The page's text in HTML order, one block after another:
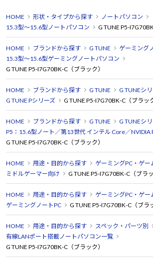
HOME 形状・タイプから探す
ノートパソコン
15.3型～15.6型ノートパソコン
G TUNE P5-
HOME ブランドから探す G TUNE
ゲーミング
15.3型～15.6型ゲーミングノートパソコン
G TUNE P5-I7G70BK-C（ブラック）
HOME ブランドから探す G TUNE
G TUNEシ
G TUNE Pシリーズ
G TUNE P5-I7G70BK-C（ブラッ
HOME ブランドから探す G TUNE
G TUNEシ
P5：15.6型ノート／第13世代 インテル Core／NVIDIA
G TUNE P5-I7G70BK-C（ブラック）
HOME 用途・目的から探す
ゲーミングPC・ゲー
ミドルゲーマー向け
G TUNE P5-I7G70BK-C（ブラッ
HOME 用途・目的から探す
ゲーミングPC・ゲー
ゲーミングノートPC
G TUNE P5-I7G70BK-C（ブラ
HOME 用途・目的から探す
スペック・パーツ別
有線LANポート搭載ノートパソコン一覧
G TUNE P5-I7G70BK-C（ブラック）